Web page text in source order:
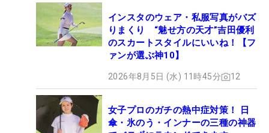
インスタのウェア・私服写真がバズ
りまくり “魅せ方の天才”吉田優利
のスカートスタイルにいいね！【フ
ァンが選ぶ神10】
2026年8月5日 (水) 11時45分 12
女子プロのガチの熱中症対策！ 日
傘・氷のう・インナーの三種の神器